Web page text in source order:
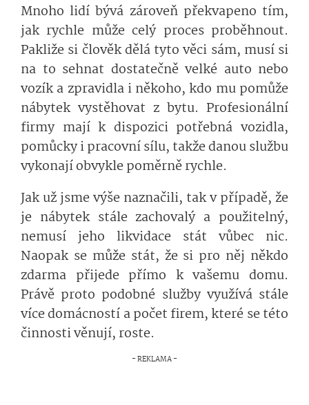
Mnoho lidí bývá zároveň překvapeno tím,
jak rychle může celý proces proběhnout.
Pakliže si člověk dělá tyto věci sám, musí si
na to sehnat dostatečně velké auto nebo
vozík a zpravidla i někoho, kdo mu pomůže
nábytek vystěhovat z bytu. Profesionální
firmy mají k dispozici potřebná vozidla,
pomůcky i pracovní sílu, takže danou službu
vykonají obvykle poměrně rychle.
Jak už jsme výše naznačili, tak v případě, že
je nábytek stále zachovalý a použitelný,
nemusí jeho likvidace stát vůbec nic.
Naopak se může stát, že si pro něj někdo
zdarma přijede přímo k vašemu domu.
Právě proto podobné služby využívá stále
více domácností a počet firem, které se této
činnosti věnují, roste.